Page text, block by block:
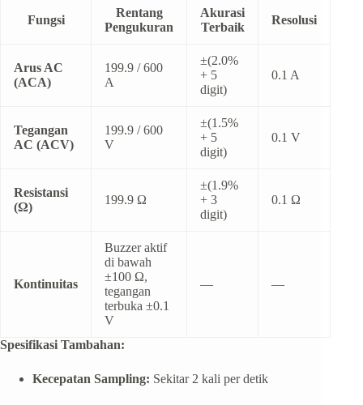
Fungsi
Rentang
Pengukuran
Akurasi
Terbaik
Resolusi
Arus AC
(ACA)
199.9 / 600
A
±(2.0%
+ 5
digit)
0.1 A
Tegangan
AC (ACV)
199.9 / 600
V
±(1.5%
+ 5
digit)
0.1 V
Resistansi
(Ω)
199.9 Ω
±(1.9%
+ 3
digit)
0.1 Ω
Kontinuitas
Buzzer aktif
di bawah
±100 Ω,
tegangan
terbuka ±0.1
V
— —
Spesifikasi Tambahan:
Kecepatan Sampling: Sekitar 2 kali per detik